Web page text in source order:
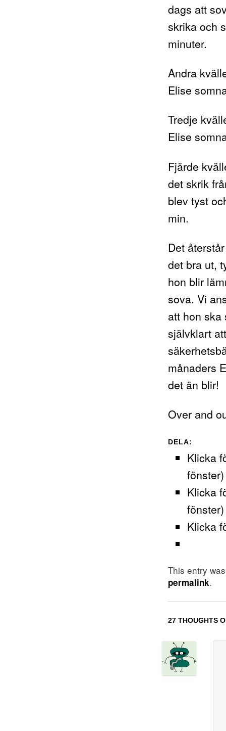
dags att
skrika och
minuter.
Andra
Elise
Tredje
Elise
Fjärde
det skrik
blev tyst
min.
Det
det bra ut,
hon blir
sova. Vi
att hon ska
självklart
månaders
det än blir!
Over and
DELA:
Klicka
fönster)
Klicka
fönster)
Klicka
This entry
permalink.
27 THOUGHTS